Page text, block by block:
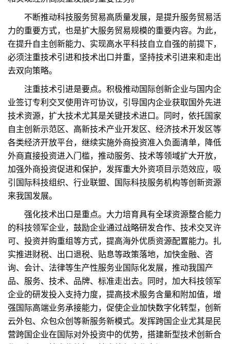
不断推动科技服务贸易高质量发展，是提升服务贸易活
力的重要方式，也是扩大服务贸易规模的重要内容。为此，
在提升自主创新能力、实现高水平科技自立自强的前提下，
必须注重技术引进和技术出口并重，坚持技术引进来和走出
去双向策略。
注重技术引进是要点。积极推动国际创新企业与国内企
业签订专利交叉使用许可协议，引导国内企业获取国外先进
技术资源，扩大技术尤其是关键技术进口。同时，依托国家
自主创新示范区、高新技术产业开发区、经济技术开发区等
各类经济开放平台，继续实施外商投资准入负面清单，降低
外商直接投资进入门槛，推动服务、技术等领域扩大开放，
加强外商投资促进和保护，发挥重大外资项目示范效应，吸
引国际科技组织、行业联盟、国际科技服务机构等创新资源
来我国发展。
强化技术出口是重点。大力培育具有全球资源整合能力
的科技领军企业，鼓励企业通过战略研发合作、技术交叉许
可、投资并购重组等方式，提高海外优质资源配置能力。扎
实推进财税、出口退税、贴息等政策落地，加快金融、咨
询、会计、法律等生产性服务业国际化发展，推动我国产
品、服务、技术、品牌、标准走出去。同时，加大科技领军
企业的研发投入支持力度，提高技术服务含量和附加值，增
强国际高端业务承接能力，促使企业加快数字化转型，创新
云外包、众包众创等新服务新模式。发挥跨国企业尤其是民
营跨国企业在国际对外投资中的优势，搭建新型技术创新合